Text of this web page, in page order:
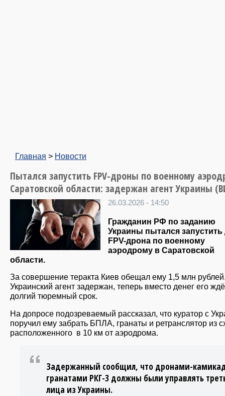
Главная > Новости
Пытался запустить FPV-дроны по военному
Саратовской области: задержан агент Украины
26.03.2026 - 14:50
Гражданин РФ по заданию
Украины пытался запустить
FPV-дрона по военному
аэродрому в Саратовской
области.
За совершение теракта Киев обещал ему 1,5 млн
Украинский агент задержан, теперь вместо денег его
долгий тюремный срок.
На допросе подозреваемый рассказал, что куратор с
поручил ему забрать БПЛА, гранаты и ретранслятор из
расположенного в 10 км от аэродрома.
Задержанный сообщил, что дронами-
гранатами РКГ-3 должны были управлять
лица из Украины.